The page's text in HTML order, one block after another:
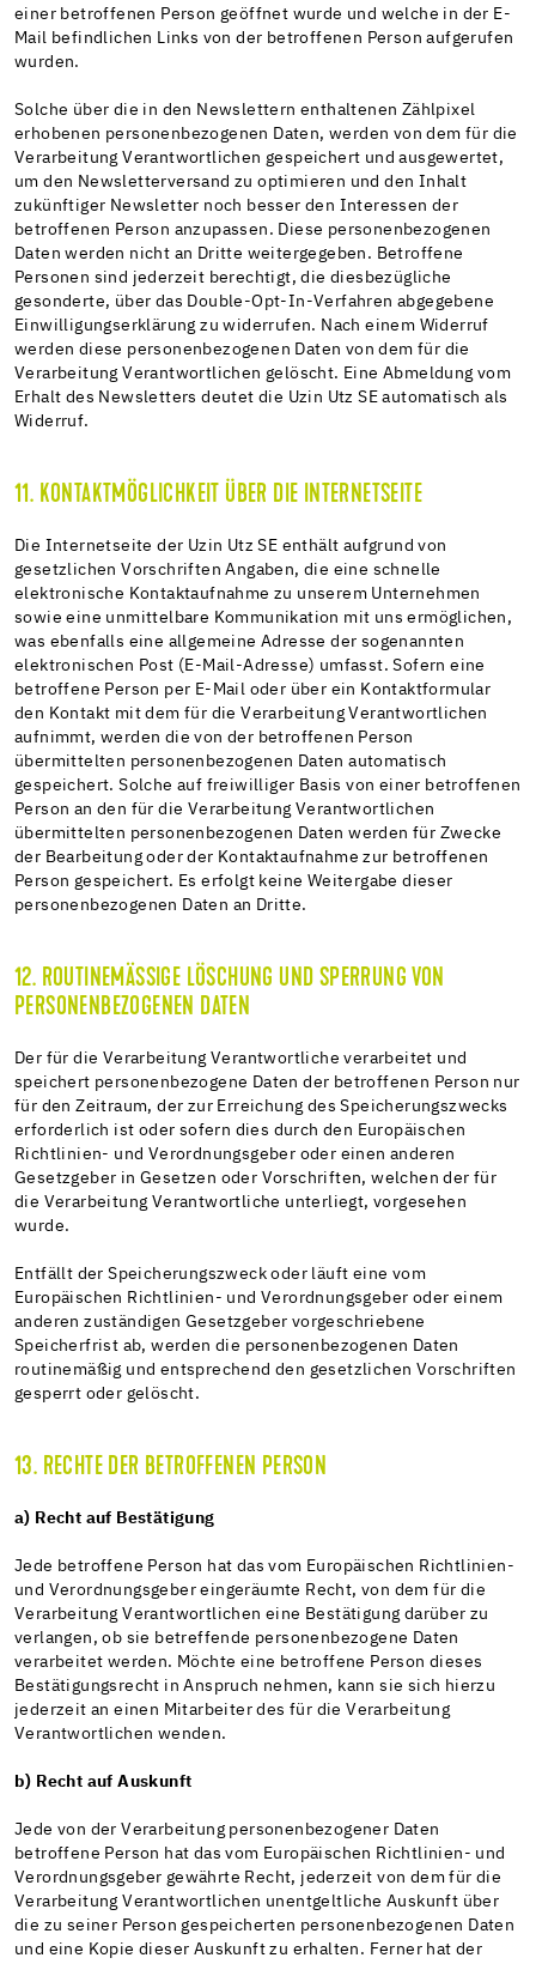
einer betroffenen Person geöffnet wurde und welche in der E-
Mail befindlichen Links von der betroffenen Person aufgerufen
wurden.
Solche über die in den Newslettern enthaltenen Zählpixel
erhobenen personenbezogenen Daten, werden von dem für die
Verarbeitung Verantwortlichen gespeichert und ausgewertet,
um den Newsletterversand zu optimieren und den Inhalt
zukünftiger Newsletter noch besser den Interessen der
betroffenen Person anzupassen. Diese personenbezogenen
Daten werden nicht an Dritte weitergegeben. Betroffene
Personen sind jederzeit berechtigt, die diesbezügliche
gesonderte, über das Double-Opt-In-Verfahren abgegebene
Einwilligungserklärung zu widerrufen. Nach einem Widerruf
werden diese personenbezogenen Daten von dem für die
Verarbeitung Verantwortlichen gelöscht. Eine Abmeldung vom
Erhalt des Newsletters deutet die Uzin Utz SE automatisch als
Widerruf.
11. KONTAKTMÖGLICHKEIT ÜBER DIE INTERNETSEITE
Die Internetseite der Uzin Utz SE enthält aufgrund von
gesetzlichen Vorschriften Angaben, die eine schnelle
elektronische Kontaktaufnahme zu unserem Unternehmen
sowie eine unmittelbare Kommunikation mit uns ermöglichen,
was ebenfalls eine allgemeine Adresse der sogenannten
elektronischen Post (E-Mail-Adresse) umfasst. Sofern eine
betroffene Person per E-Mail oder über ein Kontaktformular
den Kontakt mit dem für die Verarbeitung Verantwortlichen
aufnimmt, werden die von der betroffenen Person
übermittelten personenbezogenen Daten automatisch
gespeichert. Solche auf freiwilliger Basis von einer betroffenen
Person an den für die Verarbeitung Verantwortlichen
übermittelten personenbezogenen Daten werden für Zwecke
der Bearbeitung oder der Kontaktaufnahme zur betroffenen
Person gespeichert. Es erfolgt keine Weitergabe dieser
personenbezogenen Daten an Dritte.
12. ROUTINEMÄSSIGE LÖSCHUNG UND SPERRUNG VON P
ERSONENBEZOGENEN DATEN
Der für die Verarbeitung Verantwortliche verarbeitet und
speichert personenbezogene Daten der betroffenen Person nur
für den Zeitraum, der zur Erreichung des Speicherungszwecks
erforderlich ist oder sofern dies durch den Europäischen
Richtlinien- und Verordnungsgeber oder einen anderen
Gesetzgeber in Gesetzen oder Vorschriften, welchen der für
die Verarbeitung Verantwortliche unterliegt, vorgesehen
wurde.
Entfällt der Speicherungszweck oder läuft eine vom
Europäischen Richtlinien- und Verordnungsgeber oder einem
anderen zuständigen Gesetzgeber vorgeschriebene
Speicherfrist ab, werden die personenbezogenen Daten
routinemäßig und entsprechend den gesetzlichen Vorschriften
gesperrt oder gelöscht.
13. RECHTE DER BETROFFENEN PERSON
a) Recht auf Bestätigung
Jede betroffene Person hat das vom Europäischen Richtlinien-
und Verordnungsgeber eingeräumte Recht, von dem für die
Verarbeitung Verantwortlichen eine Bestätigung darüber zu
verlangen, ob sie betreffende personenbezogene Daten
verarbeitet werden. Möchte eine betroffene Person dieses
Bestätigungsrecht in Anspruch nehmen, kann sie sich hierzu
jederzeit an einen Mitarbeiter des für die Verarbeitung
Verantwortlichen wenden.
b) Recht auf Auskunft
Jede von der Verarbeitung personenbezogener Daten
betroffene Person hat das vom Europäischen Richtlinien- und
Verordnungsgeber gewährte Recht, jederzeit von dem für die
Verarbeitung Verantwortlichen unentgeltliche Auskunft über
die zu seiner Person gespeicherten personenbezogenen Daten
und eine Kopie dieser Auskunft zu erhalten. Ferner hat der